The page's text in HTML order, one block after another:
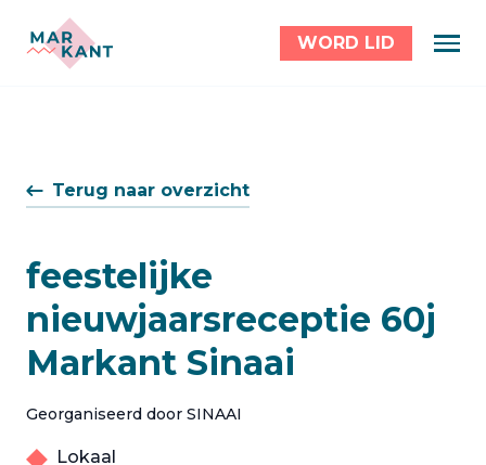
WORD LID
Terug naar overzicht
feestelijke
nieuwjaarsreceptie 60j
Markant Sinaai
Georganiseerd door SINAAI
Lokaal